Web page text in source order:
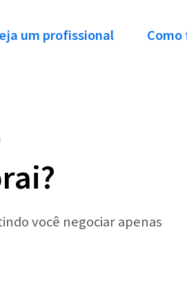
um profissional
você negociar apenas